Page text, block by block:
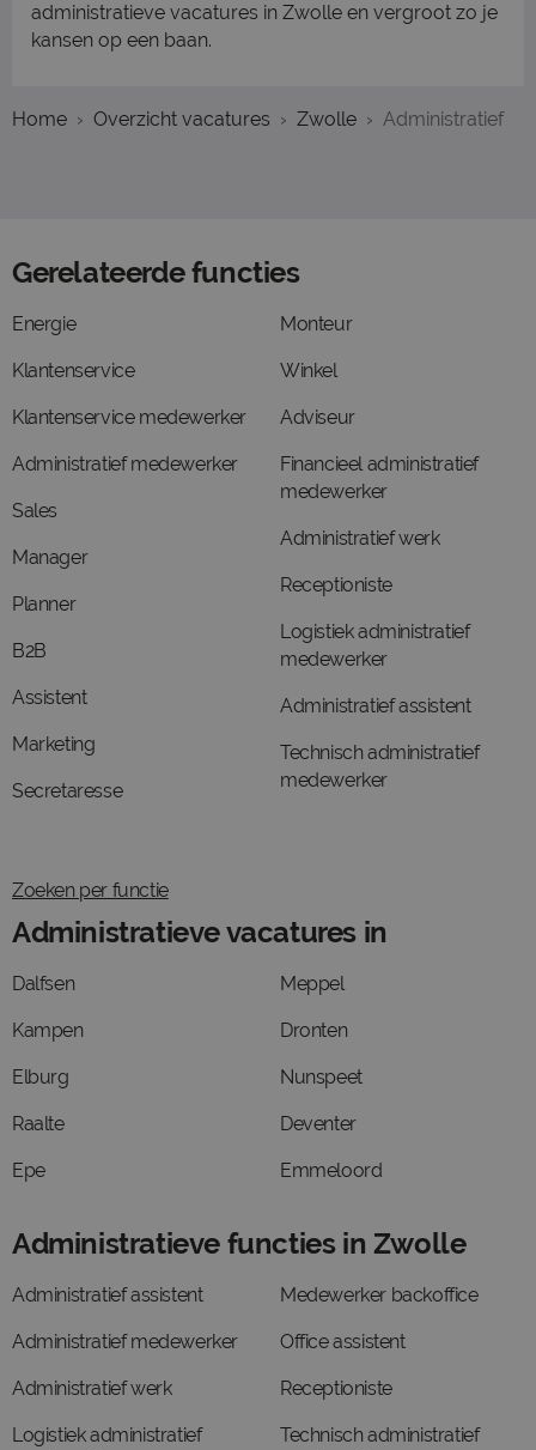
administratieve vacatures in Zwolle en vergroot zo je
kansen op een baan.
Home Overzicht vacatures Zwolle Administratief
Gerelateerde functies
Energie
Klantenservice
Klantenservice medewerker
Administratief medewerker
Sales
Manager
Planner
B2B
Assistent
Marketing
Secretaresse
Monteur
Winkel
Adviseur
Financieel administratief
medewerker
Administratief werk
Receptioniste
Logistiek administratief
medewerker
Administratief assistent
Technisch administratief
medewerker
Zoeken per functie
Administratieve vacatures in
Dalfsen
Kampen
Elburg
Raalte
Epe
Meppel
Dronten
Nunspeet
Deventer
Emmeloord
Administratieve functies in Zwolle
Administratief assistent
Administratief medewerker
Administratief werk
Logistiek administratief
Medewerker backoffice
Office assistent
Receptioniste
Technisch administratief